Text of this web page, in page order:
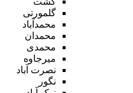
گلمورتی
محمدآباد
محمدان
محمدی
میرجاوه
نصرت آباد
نگور